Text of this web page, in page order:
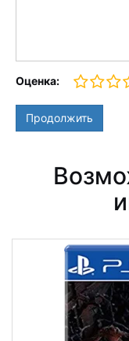
Оценка:
Продолжить